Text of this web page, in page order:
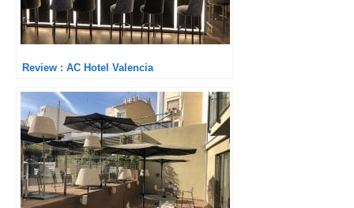
Review : AC Hotel Valencia